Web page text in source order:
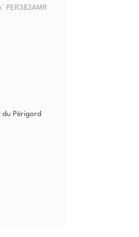
PER383AMR
du Périgord